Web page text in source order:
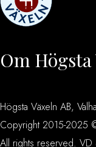
Om
Högsta Växeln AB,
Copyright 2015-2025
All rights reserved. VD